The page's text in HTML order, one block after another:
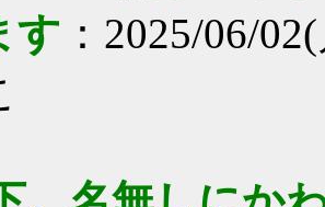
す ：2025/06/